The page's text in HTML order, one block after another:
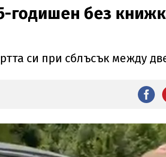
годишен без
си при сблъсък между